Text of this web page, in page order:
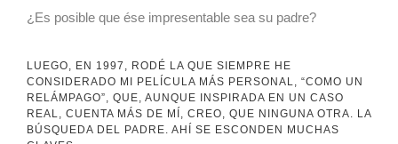
¿Es posible que ése impresentable sea su padre?
LUEGO, EN 1997, RODÉ LA QUE SIEMPRE HE
CONSIDERADO MI PELÍCULA MÁS PERSONAL, “COMO UN
RELÁMPAGO”, QUE, AUNQUE INSPIRADA EN UN CASO
REAL, CUENTA MÁS DE MÍ, CREO, QUE NINGUNA OTRA. LA
BÚSQUEDA DEL PADRE. AHÍ SE ESCONDEN MUCHAS